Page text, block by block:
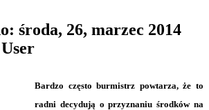
środa, 26, marzec 2014
Bardzo często burmistrz powtarza, że to
radni decydują o przyznaniu środków na